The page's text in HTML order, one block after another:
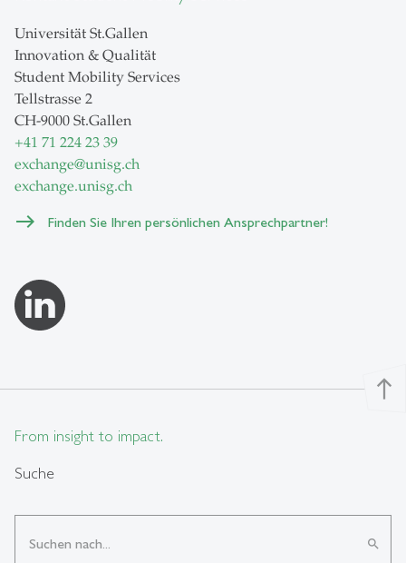
Universität St.Gallen
Innovation & Qualität
Student Mobility Services
Tellstrasse 2
CH-9000 St.Gallen
+41 71 224 23 39
exchange@unisg.ch
exchange.unisg.ch
Finden Sie Ihren persönlichen Ansprechpartner!
north
From insight to impact.
Suche
search